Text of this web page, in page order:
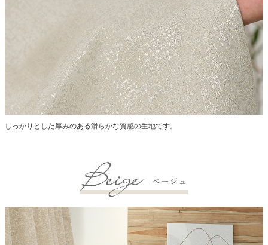
しっかりとした厚みのある滑らかな質感の生地です。